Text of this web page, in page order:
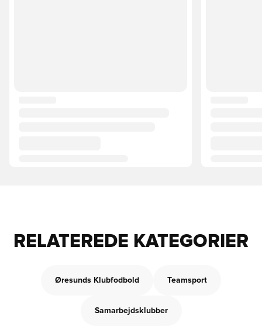
RELATEREDE KATEGORIER
Øresunds Klubfodbold Teamsport
Samarbejdsklubber